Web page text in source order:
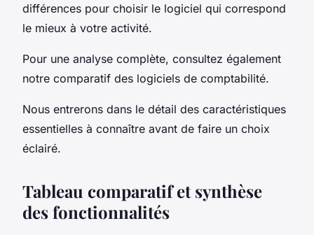
différences pour choisir le logiciel qui correspond
le mieux à votre activité.
Pour une analyse complète, consultez également
notre comparatif des logiciels de comptabilité.
Nous entrerons dans le détail des caractéristiques
essentielles à connaître avant de faire un choix
éclairé.
Tableau comparatif et synthèse
des fonctionnalités